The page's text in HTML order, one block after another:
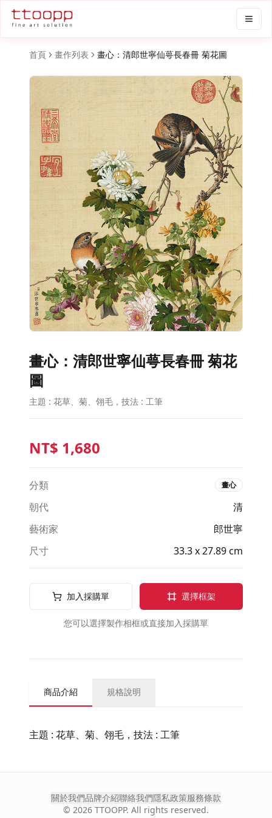
首頁 畫作列表 畫心：清郎世寧仙萼長春冊 菊花圖
畫心：清郎世寧仙萼長春冊 菊花
圖
主題 : 花草、菊、翎毛，技法 : 工筆
NT$ 1,680
分類 畫心
朝代
清
藝術家
郎世寧
尺寸
33.3 x 27.89 cm
加入採購單 選擇框架
您可以選擇製作相框或直接加入採購單
商品介紹 規格說明
主題 : 花草、菊、翎毛，技法 : 工筆
關於我們品牌介紹聯絡我們隱私政策服務條款
© 2026 TTOOPP. All rights reserved.